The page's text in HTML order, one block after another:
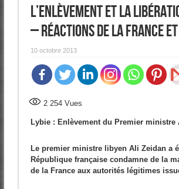
L’enlèvement et la
– Réactions de la France et
10 octobre 2013
2 254Vues
Lybie : Enlèvement du Premier ministre
Le premier ministre libyen Ali Zeidan a
République française condamne de la
de la France aux autorités légitimes